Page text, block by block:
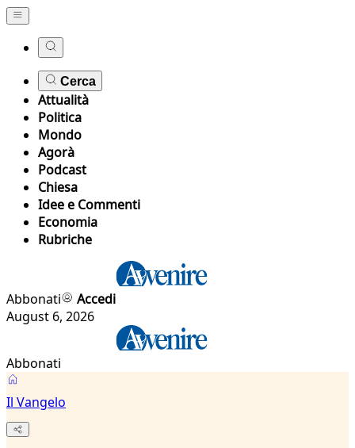
Cerca
Attualità
Politica
Mondo
Agorà
Podcast
Chiesa
Idee e Commenti
Economia
Rubriche
Abbonati
Accedi
August 6, 2026
Abbonati
Il Vangelo